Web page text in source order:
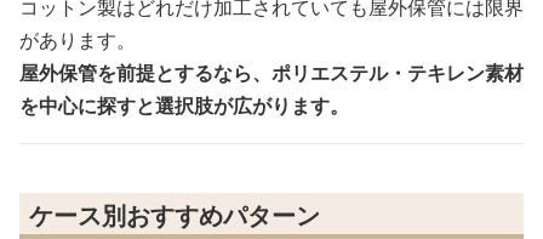
コットン製はどれだけ加工されていても屋外保管には限界
があります。
屋外保管を前提とするなら、ポリエステル・テキレン素材
を中心に探すと選択肢が広がります。
ケース別おすすめパターン